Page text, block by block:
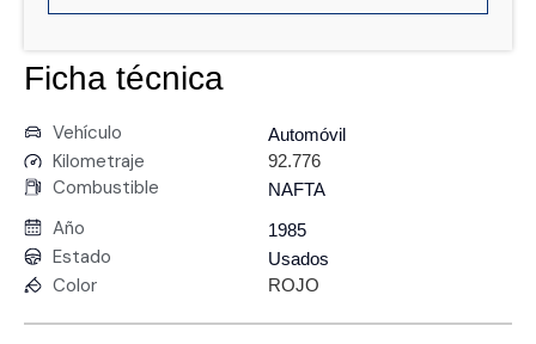
Ficha técnica
Vehículo Automóvil
Kilometraje 92.776
Combustible NAFTA
Año 1985
Estado Usados
Color ROJO